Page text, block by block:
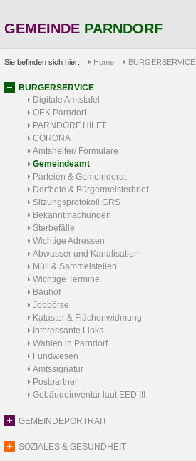
GEMEINDE PARNDORF
Sie befinden sich hier: Home BÜRGERSERVICE
BÜRGERSERVICE
Digitale Amtstafel
ÖEK Parndorf
PARNDORF HILFT
CORONA
Amtshelfer/ Formulare
Gemeindeamt
Parteien & Gemeinderat
Dorfbote & Bürgermeisterbrief
Sitzungsprotokoll GRS
Bekanntmachungen
Sterbefälle
Wichtige Adressen
Abwasser und Kanalisation
Müll & Sammelstellen
Wichtige Termine
Bauhof
Jobbörse
Kataster & Flächenwidmung
Interessante Links
Wahlen in Parndorf
Fundwesen
Amtssignatur
Postpartner
Gebäudeinventar laut EED III
GEMEINDEPORTRAIT
SOZIALES & GESUNDHEIT